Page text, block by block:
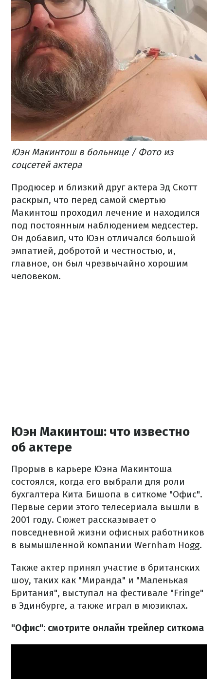
Юэн Макинтош в больнице / Фото из
соцсетей актера
Продюсер и близкий друг актера Эд Скотт
раскрыл, что перед самой смертью
Макинтош проходил лечение и находился
под постоянным наблюдением медсестер.
Он добавил, что Юэн отличался большой
эмпатией, добротой и честностью, и,
главное, он был чрезвычайно хорошим
человеком.
Юэн Макинтош: что известно
об актере
Прорыв в карьере Юэна Макинтоша
состоялся, когда его выбрали для роли
бухгалтера Кита Бишопа в ситкоме "Офис".
Первые серии этого телесериала вышли в
2001 году. Сюжет рассказывает о
повседневной жизни офисных работников
в вымышленной компании Wernham Hogg.
Также актер принял участие в британских
шоу, таких как "Миранда" и "Маленькая
Британия", выступал на фестивале "Fringe"
в Эдинбурге, а также играл в мюзиклах.
"Офис": смотрите онлайн трейлер ситкома